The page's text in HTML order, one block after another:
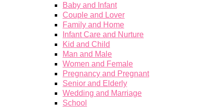
Baby and Infant
Couple and Lover
Family and Home
Infant Care and Nurture
Kid and Child
Man and Male
Women and Female
Pregnancy and Pregnant
Senior and Elderly
Wedding and Marriage
School